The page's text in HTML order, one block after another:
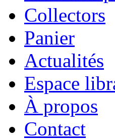
Collectors
Panier
Actualités
Espace
À propos
Contact